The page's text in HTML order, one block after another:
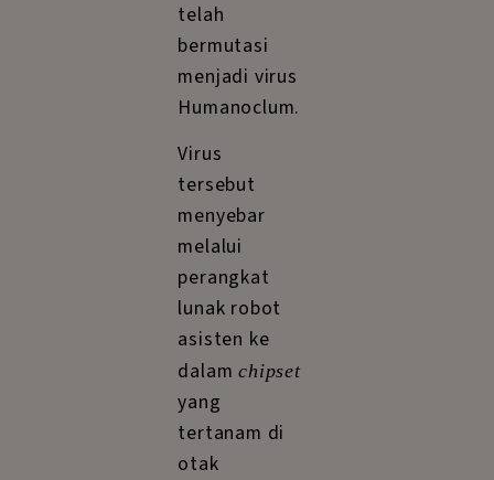
telah
bermutasi
menjadi virus
Humanoclum.
Virus
tersebut
menyebar
melalui
perangkat
lunak robot
asisten ke
dalamchipset
yang
tertanam di
otak